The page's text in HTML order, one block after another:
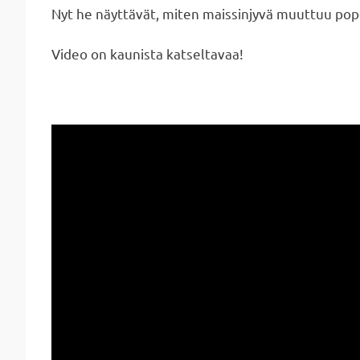
Nyt he näyttävät, miten maissinjyvä muuttuu
Video on kaunista katseltavaa!